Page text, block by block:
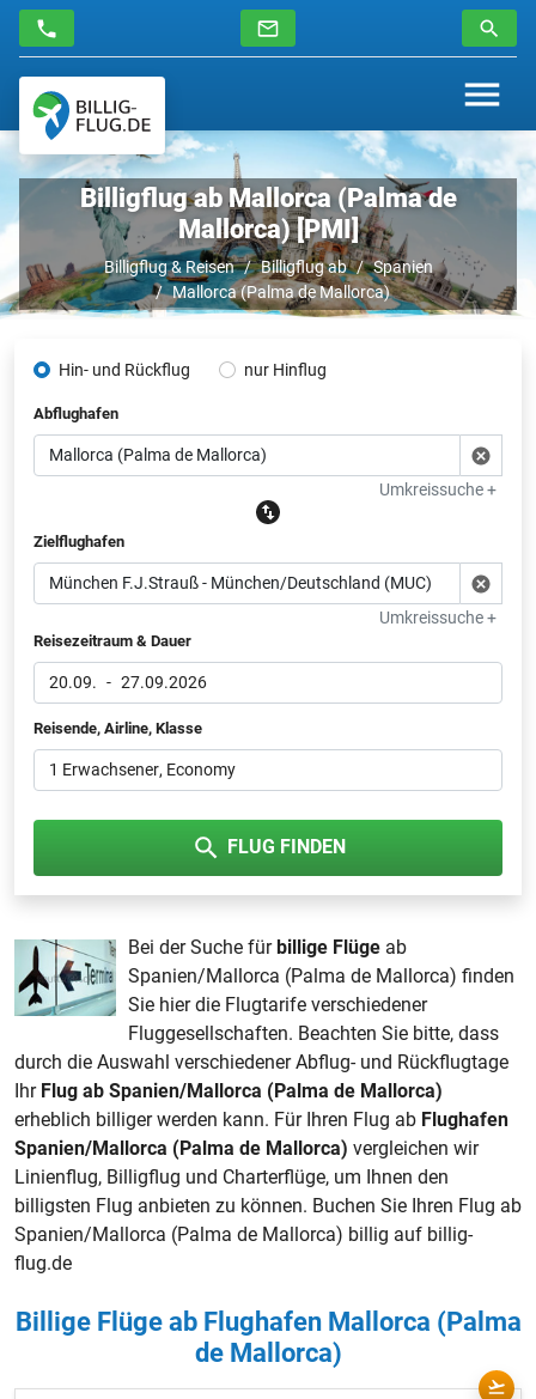
Billigflug ab Mallorca (Palma de
Mallorca) [PMI]
Billigflug & Reisen Billigflug ab
Spanien
Mallorca (Palma de Mallorca)
Hin- und Rückflug nur Hinflug
Abflughafen
Umkreissuche +
Zielflughafen
Umkreissuche +
Reisezeitraum & Dauer
20.09. - 27.09.2026
Reisende, Airline, Klasse
1 Erwachsener, Economy
FLUG FINDEN
Bei der Suche fürbillige Flüge ab
Spanien/Mallorca (Palma de Mallorca) finden
Sie hier die Flugtarife verschiedener
Fluggesellschaften. Beachten Sie bitte, dass
durch die Auswahl verschiedener Abflug- und Rückflugtage
Ihr Flug ab Spanien/Mallorca (Palma de Mallorca)
erheblich billiger werden kann. Für Ihren Flug ab Flughafen
Spanien/Mallorca (Palma de Mallorca) vergleichen wir
Linienflug, Billigflug und Charterflüge, um Ihnen den
billigsten Flug anbieten zu können. Buchen Sie Ihren Flug ab
Spanien/Mallorca (Palma de Mallorca) billig auf billig-
flug.de
Billige Flüge ab Flughafen Mallorca (Palma
de Mallorca)